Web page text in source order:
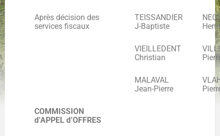
Après décision des
services fiscaux
TEISSANDIER
J-Baptiste
Henri
VIEILLEDENT
Christian
MALAVAL
Jean-Pierre
COMMISSION
d’APPEL d’OFFRES